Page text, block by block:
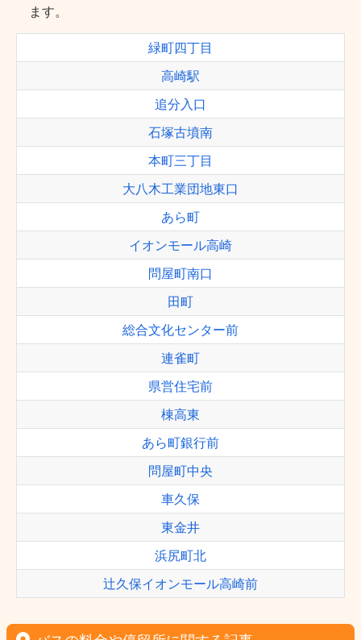
ます。
緑町四丁目
高崎駅
追分入口
石塚古墳南
本町三丁目
大八木工業団地東口
あら町
イオンモール高崎
問屋町南口
田町
総合文化センター前
連雀町
県営住宅前
棟高東
あら町銀行前
問屋町中央
車久保
東金井
浜尻町北
辻久保イオンモール高崎前